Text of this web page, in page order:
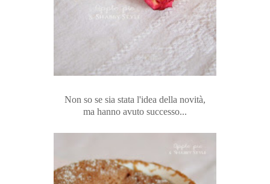
Non so se sia stata l'idea della novità,
ma hanno avuto successo...